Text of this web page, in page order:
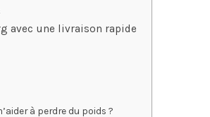
avec une livraison rapide
à perdre du poids ?